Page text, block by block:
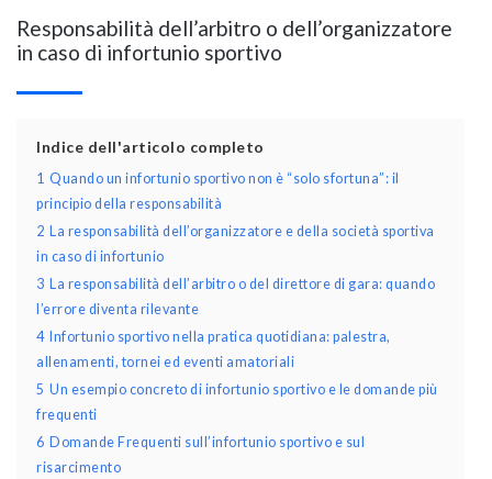
Responsabilità dell’arbitro o dell’organizzatore
in caso di infortunio sportivo
Indice dell'articolo completo
1 Quando un infortunio sportivo non è “solo sfortuna”: il
principio della responsabilità
2 La responsabilità dell’organizzatore e della società sportiva
in caso di infortunio
3 La responsabilità dell’arbitro o del direttore di gara: quando
l’errore diventa rilevante
4 Infortunio sportivo nella pratica quotidiana: palestra,
allenamenti, tornei ed eventi amatoriali
5 Un esempio concreto di infortunio sportivo e le domande più
frequenti
6 Domande Frequenti sull’infortunio sportivo e sul
risarcimento